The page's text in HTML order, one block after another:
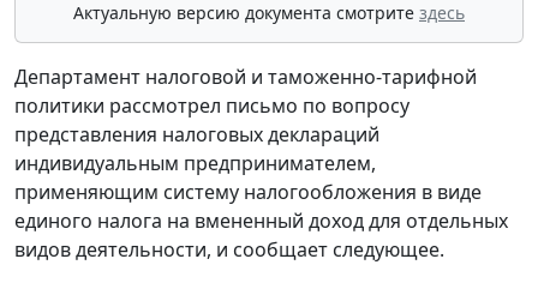
Актуальную версию документа смотрите здесь
Департамент налоговой и таможенно-тарифной
политики рассмотрел письмо по вопросу
представления налоговых деклараций
индивидуальным предпринимателем,
применяющим систему налогообложения в виде
единого налога на вмененный доход для отдельных
видов деятельности, и сообщает следующее.